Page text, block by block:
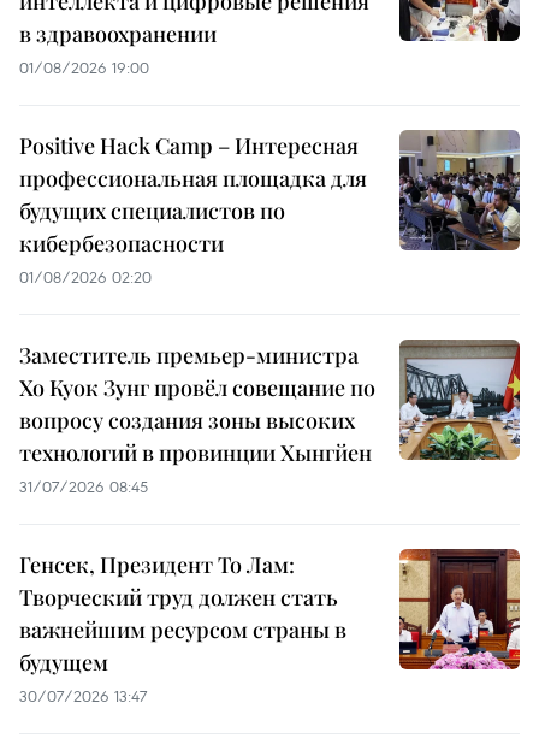
в здравоохранении
01/08/2026 19:00
Positive Hack Camp – Интересная
профессиональная площадка для
будущих специалистов по
кибербезопасности
01/08/2026 02:20
Заместитель премьер-министра
Хо Куок Зунг провёл совещание по
вопросу создания зоны высоких
технологий в провинции Хынгйен
31/07/2026 08:45
Генсек, Президент То Лам:
Творческий труд должен стать
важнейшим ресурсом страны в
будущем
30/07/2026 13:47